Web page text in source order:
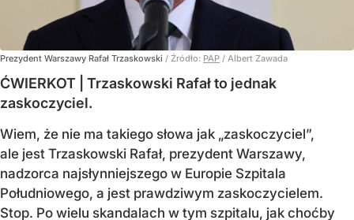
Prezydent Warszawy Rafał Trzaskowski / Źródło: PAP / Albert Zawada
ĆWIERKOT | Trzaskowski Rafał to jednak
zaskoczyciel.
Wiem, że nie ma takiego słowa jak „zaskoczyciel”,
ale jest Trzaskowski Rafał, prezydent Warszawy,
nadzorca najsłynniejszego w Europie Szpitala
Południowego, a jest prawdziwym zaskoczycielem.
Stop. Po wielu skandalach w tym szpitalu, jak choćby